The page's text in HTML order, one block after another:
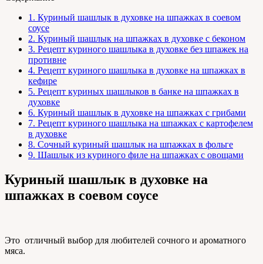
1. Куриный шашлык в духовке на шпажках в соевом
соусе
2. Куриный шашлык на шпажках в духовке с беконом
3. Рецепт куриного шашлыка в духовке без шпажек на
противне
4. Рецепт куриного шашлыка в духовке на шпажках в
кефире
5. Рецепт куриных шашлыков в банке на шпажках в
духовке
6. Куриный шашлык в духовке на шпажках с грибами
7. Рецепт куриного шашлыка на шпажках с картофелем
в духовке
8. Сочный куриный шашлык на шпажках в фольге
9. Шашлык из куриного филе на шпажках с овощами
Куриный шашлык в духовке на
шпажках в соевом соусе
Это отличный выбор для любителей сочного и ароматного
мяса.